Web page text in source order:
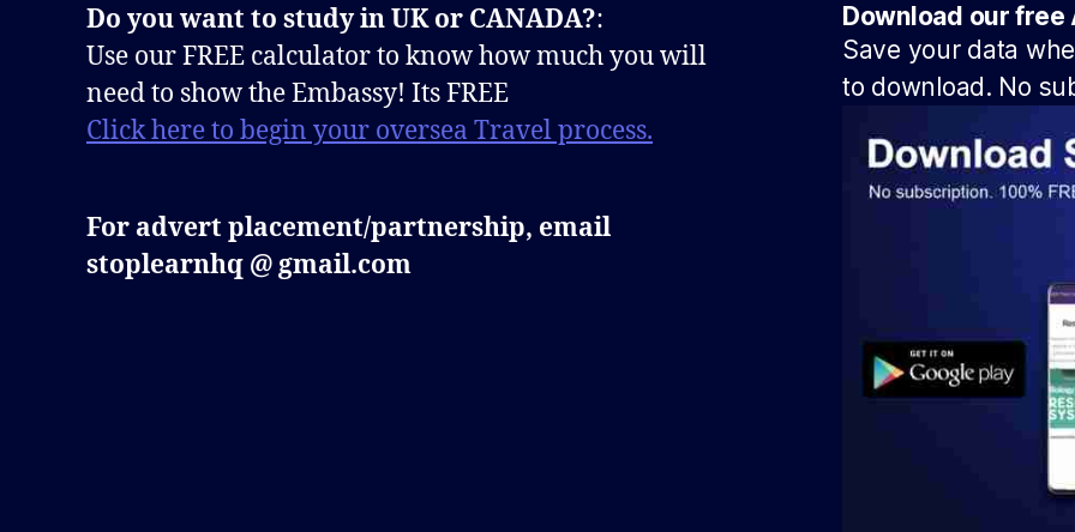
Do you want to study in UK or CANADA?:
Use our FREE calculator to know how much you will
need to show the Embassy! Its FREE
Click here to begin your oversea Travel process.
For advert placement/partnership, email
stoplearnhq @ gmail.com
Download our
Save your data
to download. No